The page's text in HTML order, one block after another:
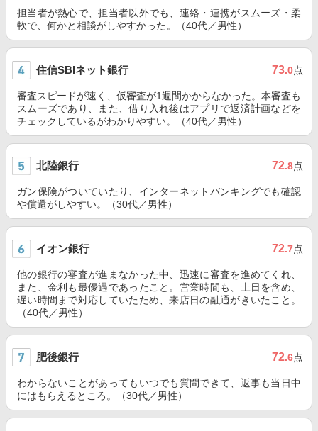
担当者が熱心で、担当者以外でも、連絡・連携がスムーズ・柔
軟で、何かと相談がしやすかった。（40代／男性）
住信SBIネット銀行 73.0点
審査スピードが速く、仮審査が1週間かからなかった。本審査も
スムーズであり、また、借り入れ後はアプリで返済計画などを
チェックしているがわかりやすい。（40代／男性）
北陸銀行 72.8点
ガン保険がついていたり、インターネットバンキングでも確認
や償還がしやすい。（30代／男性）
イオン銀行 72.7点
他の銀行の審査が進まなかった中、迅速に審査を進めてくれ、
また、金利も最優遇であったこと。営業時間も、土日を含め、
遅い時間まで対応していたため、来店日の融通がきいたこと。
（40代／男性）
肥後銀行 72.6点
わからないことがあってもいつでも質問できて、返事も当日中
にはもらえるところ。（30代／男性）